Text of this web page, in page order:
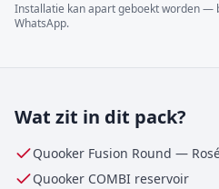
Installatie kan apart geboekt worden —
WhatsApp.
Wat zit in dit pack?
Quooker Fusion Round —
Quooker COMBI reservoir